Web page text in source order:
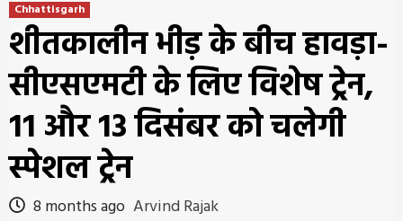
Chhattisgarh
शीतकालीन भीड़ के बीच हावड़ा-
सीएसएमटी के लिए विशेष ट्रेन,
11 और 13 दिसंबर को चलेगी
स्पेशल ट्रेन
8 months ago Arvind Rajak